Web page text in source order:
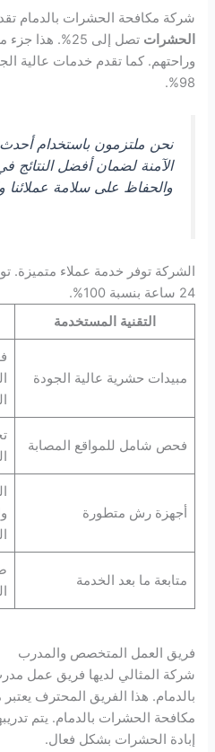
شركة مكافحة الحشرات بالدمام
الحشرات
تصل إلى 25%.
وراحتهم. كما تقدم خدمات عالية
98%.
نحن ملتزمون باستخدام أحدث
الآمنة لضمان أفضل
والحفاظ على سلامة عملائنا
الشركة توفر خدمة عملاء متميزة.
24 ساعة بنسبة 100%.
التقنية المستخدمة
مبيدات حشرية عالية الجودة
فحص شامل للمواقع المصابة
أجهزة رش متطورة
متابعة ما بعد الخدمة
فريق العمل المتخصص والمدرب
شركة المثالي لديها فريق
بالدمام. هذا الفريق المحترف
مكافحة الحشرات بالدمام. يتم
إبادة الحشرات بشكل فعال.